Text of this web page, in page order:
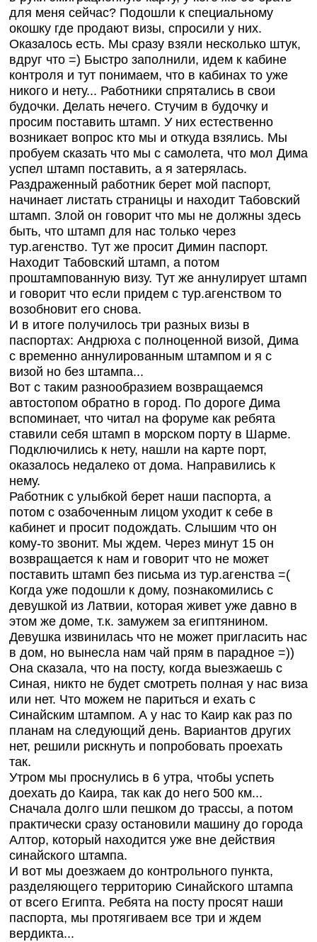
для меня сейчас? Подошли к специальному
окошку где продают визы, спросили у них.
Оказалось есть. Мы сразу взяли несколько штук,
вдруг что =) Быстро заполнили, идем к кабине
контроля и тут понимаем, что в кабинах то уже
никого и нету... Работники спрятались в свои
будочки. Делать нечего. Стучим в будочку и
просим поставить штамп. У них естественно
возникает вопрос кто мы и откуда взялись. Мы
пробуем сказать что мы с самолета, что мол Дима
успел штамп поставить, а я затерялась.
Раздраженный работник берет мой паспорт,
начинает листать страницы и находит Табовский
штамп. Злой он говорит что мы не должны здесь
быть, что штамп для нас только через
тур.агенство. Тут же просит Димин паспорт.
Находит Табовский штамп, а потом
проштампованную визу. Тут же аннулирует штамп
и говорит что если придем с тур.агенством то
возобновит его снова.
И в итоге получилось три разных визы в
паспортах: Андрюха с полноценной визой, Дима
с временно аннулированным штампом и я с
визой но без штампа...
Вот с таким разнообразием возвращаемся
автостопом обратно в город. По дороге Дима
вспоминает, что читал на форуме как ребята
ставили себя штамп в морском порту в Шарме.
Подключились к нету, нашли на карте порт,
оказалось недалеко от дома. Направились к
нему.
Работник с улыбкой берет наши паспорта, а
потом с озабоченным лицом уходит к себе в
кабинет и просит подождать. Слышим что он
кому-то звонит. Мы ждем. Через минут 15 он
возвращается к нам и говорит что не может
поставить штамп без письма из тур.агенства =(
Когда уже подошли к дому, познакомились с
девушкой из Латвии, которая живет уже давно в
этом же доме, т.к. замужем за египтянином.
Девушка извинилась что не может пригласить нас
в дом, но вынесла нам чай прям в парадное =))
Она сказала, что на посту, когда выезжаешь с
Синая, никто не будет смотреть полная у нас виза
или нет. Что можем не париться и ехать с
Синайским штампом. А у нас то Каир как раз по
планам на следующий день. Вариантов других
нет, решили рискнуть и попробовать проехать
так.
Утром мы проснулись в 6 утра, чтобы успеть
доехать до Каира, так как до него 500 км...
Сначала долго шли пешком до трассы, а потом
практически сразу остановили машину до города
Алтор, который находится уже вне действия
синайского штампа.
И вот мы доезжаем до контрольного пункта,
разделяющего территорию Синайского штампа
от всего Египта. Ребята на посту просят наши
паспорта, мы протягиваем все три и ждем
вердикта...